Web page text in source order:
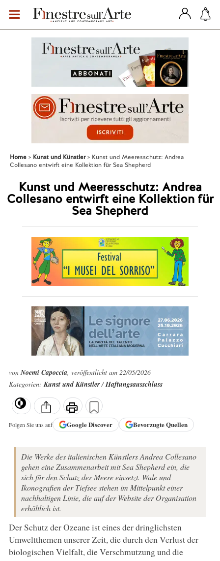
Home Kunst und Künstler
Kunst und Meeresschutz: Andrea
Collesano entwirft eine Kollektion für Sea Shepherd
Kunst und Meeresschutz: Andrea
Collesano entwirft eine Kollektion für
Sea Shepherd
vonNoemi Capoccia, veröffentlicht am 22/05/2026
Kategorien:Kunst und Künstler/Haftungsausschluss
Folgen Sie uns auf GoogleDiscover Bevorzugte Quellen
Die Werke des italienischen Künstlers Andrea Collesano
gehen eine Zusammenarbeit mit Sea Shepherd ein, die
sich für den Schutz der Meere einsetzt. Wale und
Ikonografien der Tiefsee stehen im Mittelpunkt einer
nachhaltigen Linie, die auf der Website der Organisation
erhältlich ist.
Der Schutz der Ozeane ist eines der dringlichsten
Umweltthemen unserer Zeit, die durch den Verlust der
biologischen Vielfalt, die Verschmutzung und die